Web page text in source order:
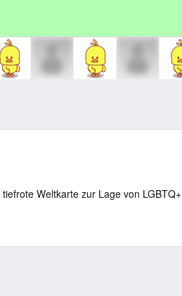
Weltkarte zur Lage von LGBTQ+